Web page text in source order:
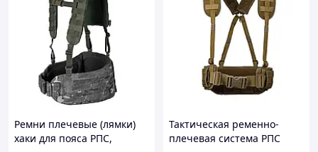
Ремни плечевые (лямки)
хаки для пояса РПС,
Тактическая ременно-
плечевая система РПС